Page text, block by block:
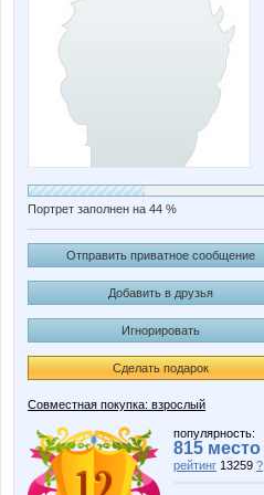
Портрет заполнен на 44 %
Отправить приватное сообщение
Добавить в друзья
Игнорировать
Сделать подарок
Совместная покупка: взрослый
популярность:
815 место
рейтинг 13259 ?